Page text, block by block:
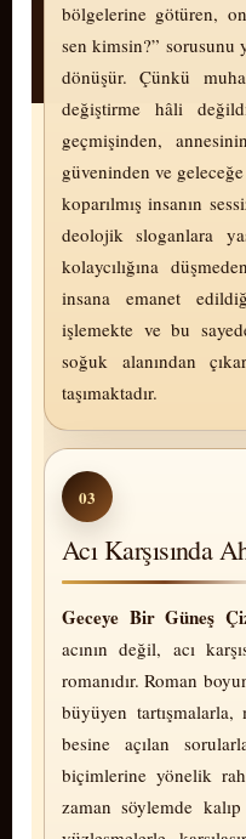
bölgelerine götüren,
sen kimsin?” sorusunu
dönüşür. Çünkü
değiştirme hâli
geçmişinden,
güveninden ve
koparılmış insanın
de­o­lo­jik sloganlara
kolaycılığına
insana emanet
işlemekte ve bu
soğuk alanından
taşımaktadır.
03
Acı Karşısında
Ge­ce­ye Bir Güneş
acının değil, acı
romanıdır. Roman
büyüyen
besine açılan
biçimlerine yönelik
zaman söylemde